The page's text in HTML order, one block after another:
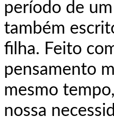
período de
também
filha. Feito
pensamento
mesmo
nossa